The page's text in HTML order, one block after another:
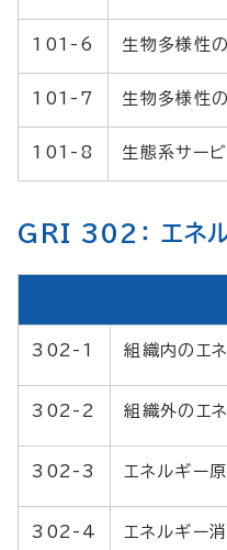
101-6 生物多様性
101-7 生物多様性
101-8 生態系サービ
GRI 302： エネ
302-1 組織内のエ
302-2 組織外のエ
302-3 エネルギー
302-4 エネルギー